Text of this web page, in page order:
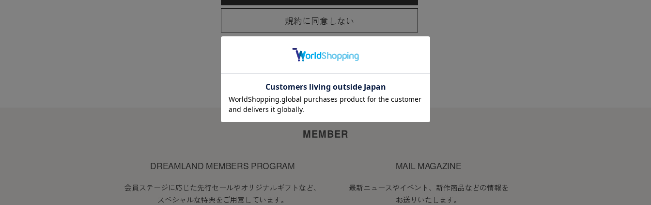
1. 当社は、会員の了承を得ることなく本規約を随時変更することができるものとし、会員はこれを承諾します。
2. 前項の変更については、当サイト上に1ヵ月間表示した時点で、全ての会員が了承したものとみなします。
1. 本規約の変更のケース以外に当社が必要と判断した場合、当社は、会員に対し随時必要な事項を通知します。
2. 前項の通知は、当サイト上に表示した時点で全ての会員に通知したものとみなします。
なお会員登録は無料です。
規約に同意しない
MEMBER
DREAMLAND MEMBERS PROGRAM
会員ステージに応じた先行セールやオリジナルギフトなど、
スペシャルな特典をご用意しています。
MAIL MAGAZINE
最新ニュースやイベント、新作商品などの情報を
お送りいたします。